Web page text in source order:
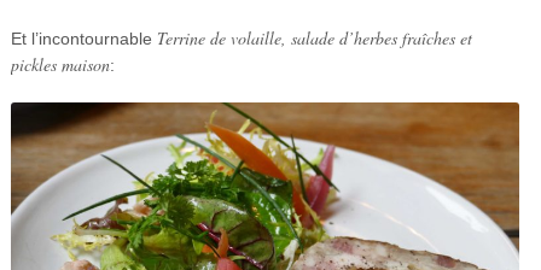
Et l’incontournable Terrine de volaille, salade d’herbes fraîches et
pickles maison: